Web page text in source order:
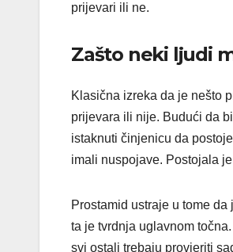
prijevari ili ne.
Zašto neki ljudi
Klasična izreka da je nešto
prijevara ili nije. Budući da
istaknuti činjenicu da
imali nuspojave. Postojala
Prostamid ustraje u tome
ta je tvrdnja uglavnom
svi ostali trebaju provjeriti